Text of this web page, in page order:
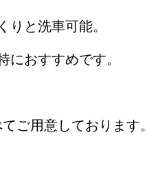
りと洗車可能。
おすすめです。
ご用意しております。